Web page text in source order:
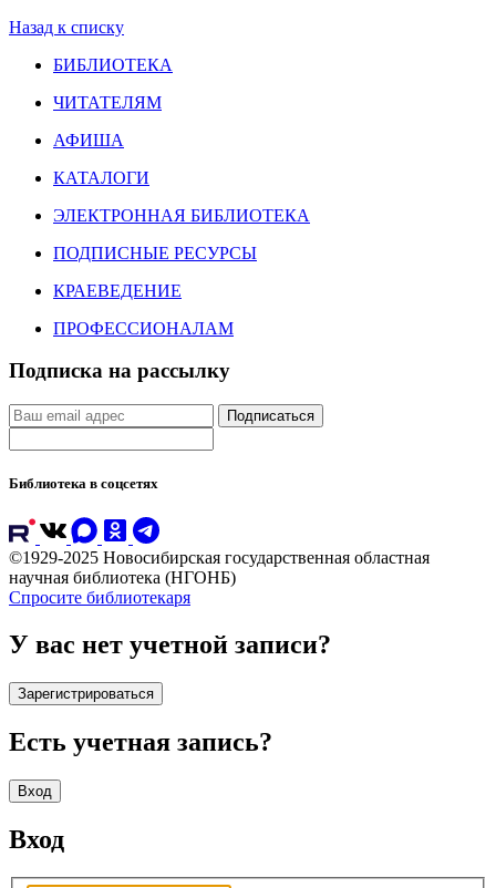
Назад к списку
БИБЛИОТЕКА
ЧИТАТЕЛЯМ
АФИША
КАТАЛОГИ
ЭЛЕКТРОННАЯ БИБЛИОТЕКА
ПОДПИСНЫЕ РЕСУРСЫ
КРАЕВЕДЕНИЕ
ПРОФЕССИОНАЛАМ
Подписка на рассылку
Подписаться
Библиотека в соцсетях
©1929-2025 Новосибирская государственная областная
научная библиотека (НГОНБ)
Спросите библиотекаря
У вас нет учетной записи?
Зарегистрироваться
Есть учетная запись?
Вход
Вход